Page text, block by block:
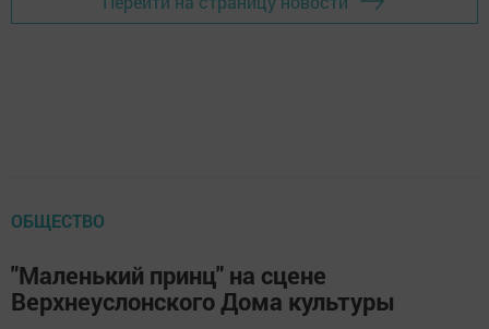
ОБЩЕСТВО
"Маленький принц" на сцене
Верхнеуслонского Дома культуры